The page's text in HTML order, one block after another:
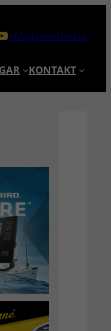
+MagazineFishEco
KONTAKT